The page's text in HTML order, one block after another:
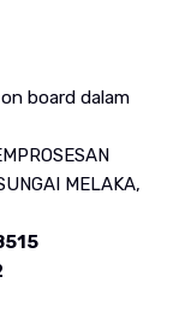
board dalam
MELAKA,